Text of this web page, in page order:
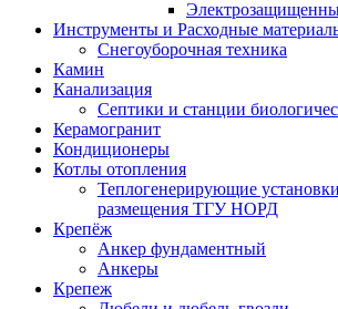
Инструменты и Расходные
Снегоуборочная техника
Камин
Канализация
Септики и станции
Керамогранит
Кондиционеры
Котлы отопления
Теплогенерирующие
размещения ТГУ НОРД
Крепёж
Анкер фундаментный
Анкеры
Крепеж